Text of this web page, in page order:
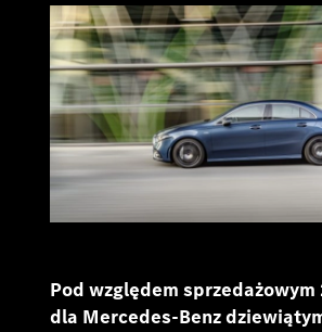
Pod względem sprzedażowym
dla Mercedes-Benz